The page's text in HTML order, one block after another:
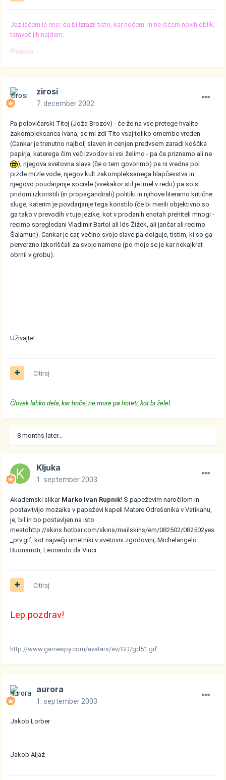
Jaz iščem le eno; da bi izrazil tisto, kar hočem. In ne iščem novih oblik,
temveč jih najdem.
Picasso
zirosi
7. december 2002
Pa polovičarski Titej (Joža Brozov) - če že na vse pretege hvalite
zakompleksanca Ivana, se mi zdi Tito vsaj toliko omembe vreden
(Cankar je trenutno najbolj slaven in cenjen predvsem zaradi koščka
papirja, katerega čim več izvodov si vsi želimo - pa če priznamo ali ne
), njegova svetovna slava (če o tem govorimo) pa ni vredna pol
pizde mrzle vode, njegov kult zakompleksanega hlapčevstva in
njegovo poudarjanje sociale (vsekakor stil je imel v redu) pa so s
pridom izkoristili (in propagandirali) politiki in njihove literarno kritične
sluge, katerim je povdarjanje tega koristilo (če bi merili objektivno so
ga tako v prevodih v tuje jezike, kot v prodanih enotah prehiteli mnogi -
recimo spregledani Vladimir Bartol ali lds Žižek, ali jančar ali recimo
Šalamun). Cankar je car, večino svoje slave pa dolguje, tistim, ki so ga
perverzno izkoriščali za svoje namene (po moje se je kar nekajkrat
obrnil v grobu).
Uživajte!
Citiraj
Človek lahko dela, kar hoče, ne more pa hoteti, kot bi želel.
8 months later...
Kljuka
1. september 2003
Akademski slikar Marko Ivan Rupnik! S papeževim naročilom in
postavitvijo mozaika v papeževi kapeli Matere Odrešenika v Vatikanu,
je, bil in bo postavljen na isto
mestohttp://skins.hotbar.com/skins/mailskins/em/082502/082502yes
_prv.gif , kot največji umetniki v svetovni zgodovini; Michelangelo
Buonarroti, Leonardo da Vinci.
Citiraj
Lep pozdrav!
http://www.gamespy.com/avatars/av/GD/gd51.gif
aurora
1. september 2003
Jakob Lorber
Jakob Aljaž